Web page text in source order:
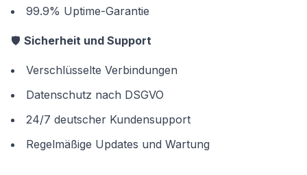
99.9% Uptime-Garantie
🛡️ Sicherheit und Support
Verschlüsselte Verbindungen
Datenschutz nach DSGVO
24/7 deutscher Kundensupport
Regelmäßige Updates und Wartung